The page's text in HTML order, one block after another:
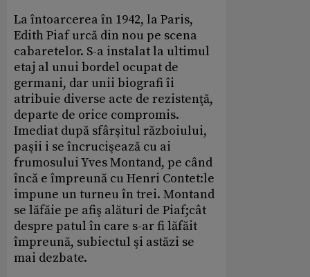
La întoarcerea în 1942, la Paris,
Edith Piaf urcă din nou pe scena
cabaretelor. S-a instalat la ultimul
etaj al unui bordel ocupat de
germani, dar unii biografi îi
atribuie diverse acte de rezistenţă,
departe de orice compromis.
Imediat după sfârşitul războiului,
paşii i se încrucişează cu ai
frumosului Yves Montand, pe când
încă e împreună cu Henri Contet:le
impune un turneu în trei. Montand
se lăfăie pe afiş alături de Piaf;cât
despre patul în care s-ar fi lăfăit
împreună, subiectul şi astăzi se
mai dezbate.